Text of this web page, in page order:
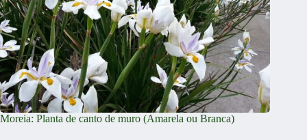
Moreia: Planta de canto de muro (Amarela ou Branca)